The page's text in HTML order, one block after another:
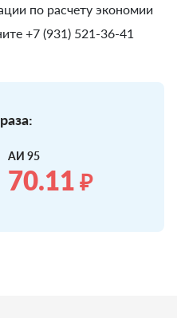
по расчету экономии
+7 (931) 521-36-41
АИ 95
70.11 ₽